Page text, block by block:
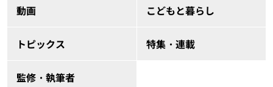
動画 こどもと暮らし
トピックス 特集・連載
監修・執筆者